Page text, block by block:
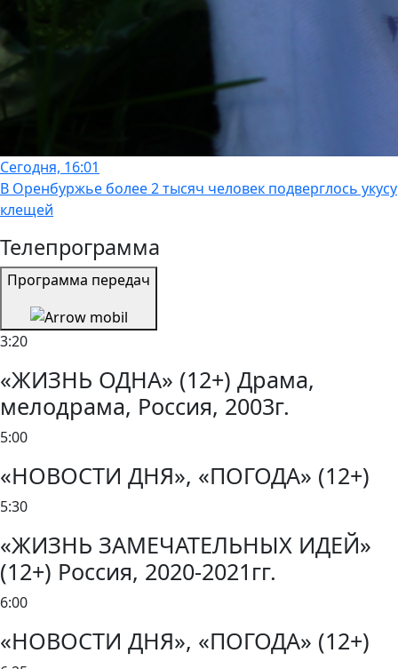
Сегодня, 16:01
В Оренбуржье более 2 тысяч человек подверглось укусу
клещей
Телепрограмма
Программа передач
3:20
«ЖИЗНЬ ОДНА» (12+) Драма,
мелодрама, Россия, 2003г.
5:00
«НОВОСТИ ДНЯ», «ПОГОДА» (12+)
5:30
«ЖИЗНЬ ЗАМЕЧАТЕЛЬНЫХ ИДЕЙ»
(12+) Россия, 2020-2021гг.
6:00
«НОВОСТИ ДНЯ», «ПОГОДА» (12+)